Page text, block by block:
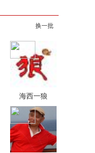
换一批
海西一狼